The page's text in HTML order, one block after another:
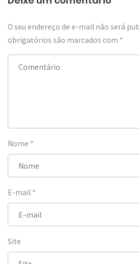
O seu endereço de e-mail não será
obrigatórios são marcados com *
Nome *
E-mail *
Site